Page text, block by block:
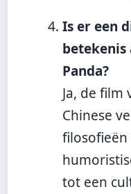
Is er een
betekenis
Panda?
Ja, de
Chinese
tot een